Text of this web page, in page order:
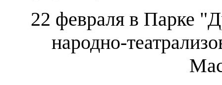
22 февраля в Парке
народно-